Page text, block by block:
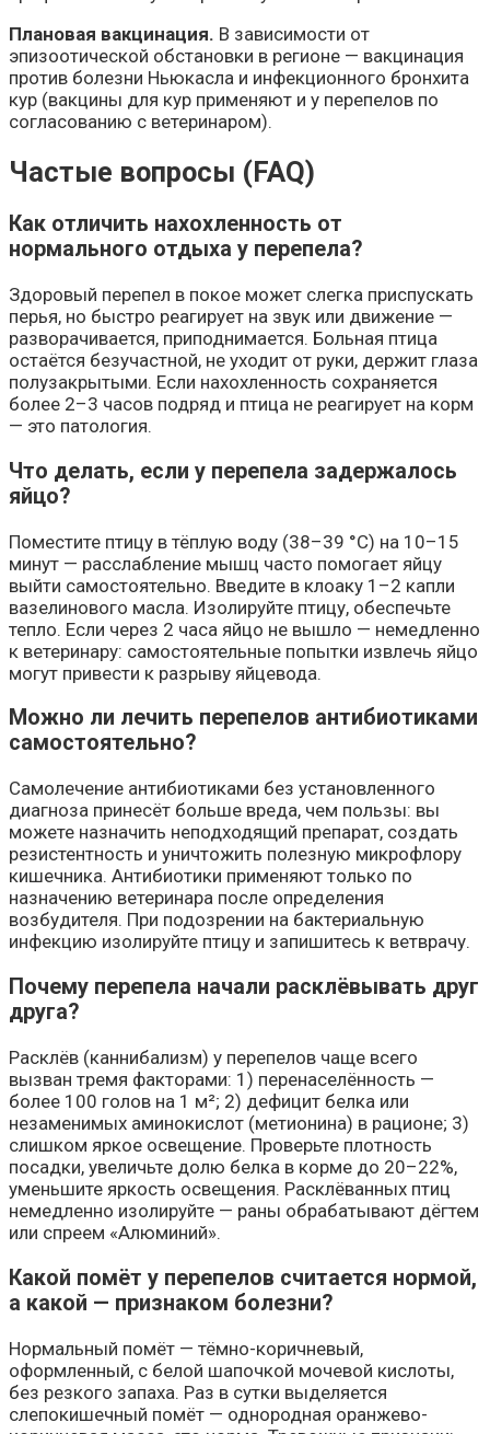
Плановая вакцинация. В зависимости от
эпизоотической обстановки в регионе — вакцинация
против болезни Ньюкасла и инфекционного бронхита
кур (вакцины для кур применяют и у перепелов по
согласованию с ветеринаром).
Частые вопросы (FAQ)
Как отличить нахохленность от
нормального отдыха у перепела?
Здоровый перепел в покое может слегка приспускать
перья, но быстро реагирует на звук или движение —
разворачивается, приподнимается. Больная птица
остаётся безучастной, не уходит от руки, держит глаза
полузакрытыми. Если нахохленность сохраняется
более 2–3 часов подряд и птица не реагирует на корм
— это патология.
Что делать, если у перепела задержалось
яйцо?
Поместите птицу в тёплую воду (38–39 °C) на 10–15
минут — расслабление мышц часто помогает яйцу
выйти самостоятельно. Введите в клоаку 1–2 капли
вазелинового масла. Изолируйте птицу, обеспечьте
тепло. Если через 2 часа яйцо не вышло — немедленно
к ветеринару: самостоятельные попытки извлечь яйцо
могут привести к разрыву яйцевода.
Можно ли лечить перепелов антибиотиками
самостоятельно?
Самолечение антибиотиками без установленного
диагноза принесёт больше вреда, чем пользы: вы
можете назначить неподходящий препарат, создать
резистентность и уничтожить полезную микрофлору
кишечника. Антибиотики применяют только по
назначению ветеринара после определения
возбудителя. При подозрении на бактериальную
инфекцию изолируйте птицу и запишитесь к ветврачу.
Почему перепела начали расклёвывать друг
друга?
Расклёв (каннибализм) у перепелов чаще всего
вызван тремя факторами: 1) перенаселённость —
более 100 голов на 1 м²; 2) дефицит белка или
незаменимых аминокислот (метионина) в рационе; 3)
слишком яркое освещение. Проверьте плотность
посадки, увеличьте долю белка в корме до 20–22%,
уменьшите яркость освещения. Расклёванных птиц
немедленно изолируйте — раны обрабатывают дёгтем
или спреем «Алюминий».
Какой помёт у перепелов считается нормой,
а какой — признаком болезни?
Нормальный помёт — тёмно-коричневый,
оформленный, с белой шапочкой мочевой кислоты,
без резкого запаха. Раз в сутки выделяется
слепокишечный помёт — однородная оранжево-